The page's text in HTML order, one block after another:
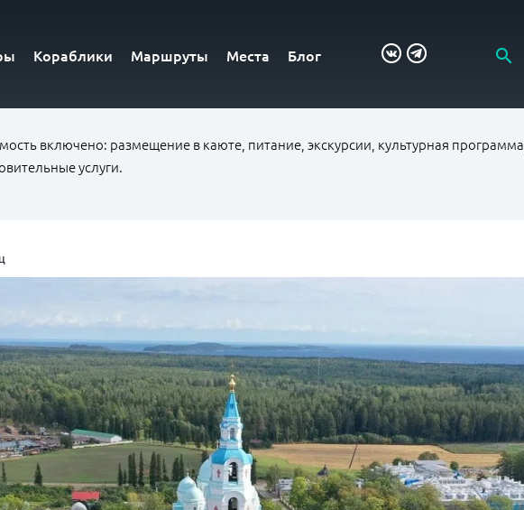
Кораблики Маршруты Места Блог
включено: размещение в каюте, питание, экскурсии, культурная программа,
услуги.